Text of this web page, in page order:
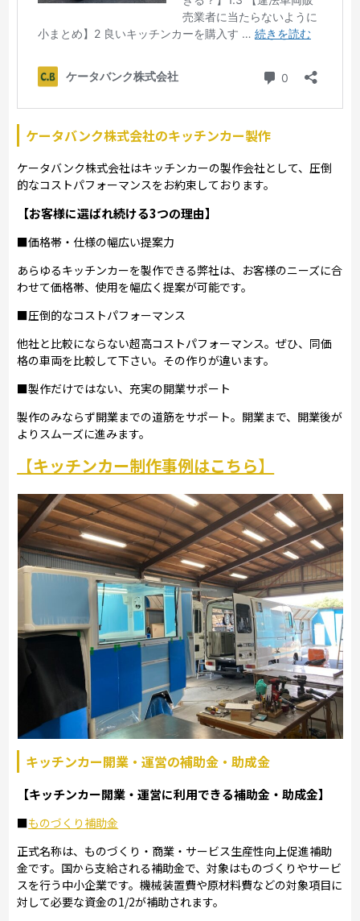
ケータバンク株式会社のキッチンカー製作
ケータバンク株式会社はキッチンカーの製作会社として、圧倒
的なコストパフォーマンスをお約束しております。
【お客様に選ばれ続ける3つの理由】
■価格帯・仕様の幅広い提案力
あらゆるキッチンカーを製作できる弊社は、お客様のニーズに合
わせて価格帯、使用を幅広く提案が可能です。
■圧倒的なコストパフォーマンス
他社と比較にならない超高コストパフォーマンス。ぜひ、同価
格の車両を比較して下さい。その作りが違います。
■製作だけではない、充実の開業サポート
製作のみならず開業までの道筋をサポート。開業まで、開業後が
よりスムーズに進みます。
【キッチンカー制作事例はこちら】
キッチンカー開業・運営の補助金・助成金
【キッチンカー開業・運営に利用できる補助金・助成金】
■ものづくり補助金
正式名称は、ものづくり・商業・サービス生産性向上促進補助
金です。国から支給される補助金で、対象はものづくりやサービ
スを行う中小企業です。機械装置費や原材料費などの対象項目に
対して必要な資金の1/2が補助されます。